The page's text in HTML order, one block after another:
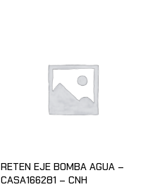
RETEN EJE BOMBA AGUA –
CASA166281 – CNH